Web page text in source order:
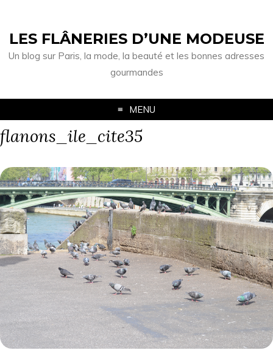
LES FLÂNERIES D’UNE MODEUSE
Un blog sur Paris, la mode, la beauté et les bonnes adresses
gourmandes
MENU
flanons_ile_cite35